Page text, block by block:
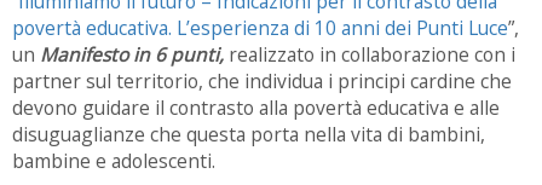
povertà educativa. L’esperienza di 10 anni dei Punti Luce”,
un Manifesto in 6 punti, realizzato in collaborazione con i
partner sul territorio, che individua i principi cardine che
devono guidare il contrasto alla povertà educativa e alle
disuguaglianze che questa porta nella vita di bambini,
bambine e adolescenti.